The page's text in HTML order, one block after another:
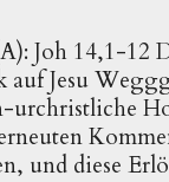
Joh 14,1-12
Jesu
urchristliche
und diese